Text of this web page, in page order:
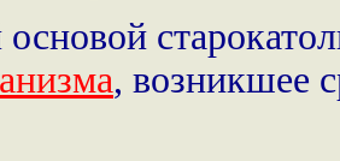
, возникшее